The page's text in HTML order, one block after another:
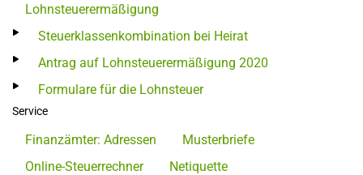
Lohnsteuerermäßigung
Steuerklassenkombination bei Heirat
Antrag auf Lohnsteuerermäßigung 2020
Formulare für die Lohnsteuer
Service
Finanzämter: Adressen
Musterbriefe
Online-Steuerrechner
Netiquette